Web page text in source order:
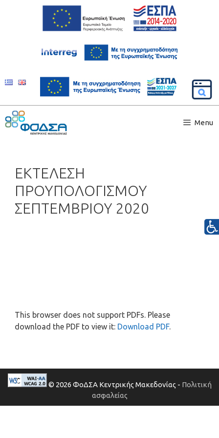
Menu
ΕΚΤΕΛΕΣΗ
ΠΡΟΥΠΟΛΟΓΙΣΜΟΥ
ΣΕΠΤΕΜΒΡΙΟΥ 2020
This browser does not support PDFs. Please
download the PDF to view it: Download PDF.
© 2026 ΦοΔΣΑ Κεντρικής Μακεδονίας - Πολιτική
ασφαλείας